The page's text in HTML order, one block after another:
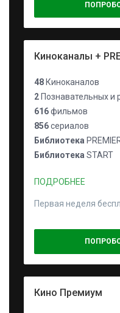
Киноканалы +
48 Киноканалов
2 Познавательных и
616фильмов
856сериалов
Библиотека
Библиотека START
ПОДРОБНЕЕ
Первая неделя
Кино Премиум